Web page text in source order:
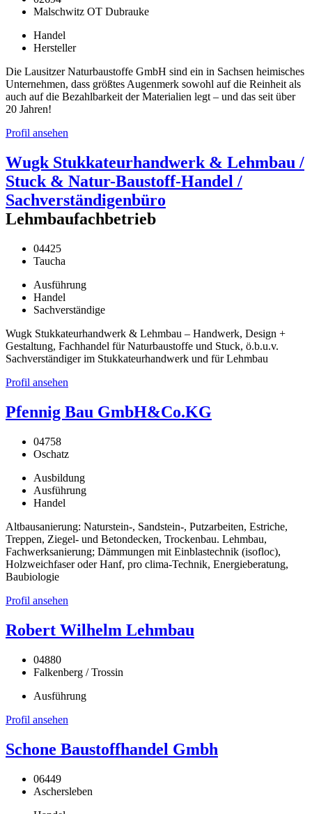
Malschwitz OT Dubrauke
Handel
Hersteller
Die Lausitzer Naturbaustoffe GmbH sind ein in Sachsen heimisches
Unternehmen, dass größtes Augenmerk sowohl auf die Reinheit als
auch auf die Bezahlbarkeit der Materialien legt – und das seit über
20 Jahren!
Profil ansehen
Wugk Stukkateurhandwerk & Lehmbau /
Stuck & Natur-Baustoff-Handel /
Sachverständigenbüro
Lehmbaufachbetrieb
04425
Taucha
Ausführung
Handel
Sachverständige
Wugk Stukkateurhandwerk & Lehmbau – Handwerk, Design +
Gestaltung, Fachhandel für Naturbaustoffe und Stuck, ö.b.u.v.
Sachverständiger im Stukkateurhandwerk und für Lehmbau
Profil ansehen
Pfennig Bau GmbH&Co.KG
04758
Oschatz
Ausbildung
Ausführung
Handel
Altbausanierung: Naturstein-, Sandstein-, Putzarbeiten, Estriche,
Treppen, Ziegel- und Betondecken, Trockenbau. Lehmbau,
Fachwerksanierung; Dämmungen mit Einblastechnik (isofloc),
Holzweichfaser oder Hanf, pro clima-Technik, Energieberatung,
Baubiologie
Profil ansehen
Robert Wilhelm Lehmbau
04880
Falkenberg / Trossin
Ausführung
Profil ansehen
Schone Baustoffhandel Gmbh
06449
Aschersleben